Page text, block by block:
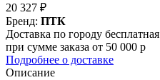
20 327 ₽
Бренд: ПТК
Доставка по городу бесплатная
при сумме заказа от 50 000 р
Подробнее о доставке
Описание